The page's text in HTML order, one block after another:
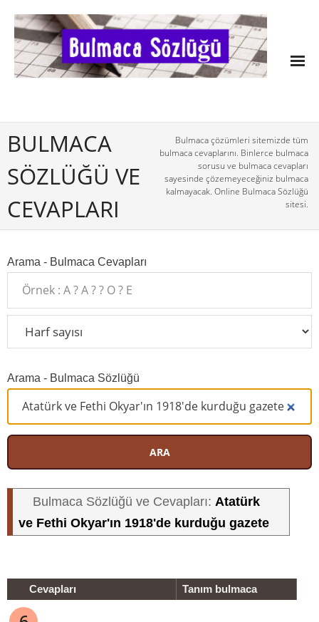
BULMACA
SÖZLÜĞÜ VE
CEVAPLARI
Bulmaca çözümleri sitemizde tüm
bulmaca cevaplarını. Binlerce bulmaca
sorusu ve bulmaca cevapları
sayesinde çözemeyeceğiniz bulmaca
kalmayacak. Online Bulmaca Sözlüğü
sitesi.
Arama - Bulmaca Cevapları
Arama - Bulmaca Sözlüğü
ARA
Bulmaca Sözlüğü ve Cevapları: Atatürk
ve Fethi Okyar'ın 1918'de kurduğu gazete
Cevapları Tanım bulmaca